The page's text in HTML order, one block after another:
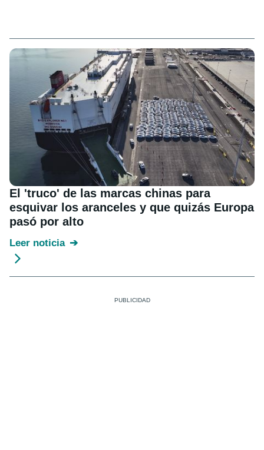
El 'truco' de las marcas chinas para
esquivar los aranceles y que quizás Europa
pasó por alto
Leer noticia